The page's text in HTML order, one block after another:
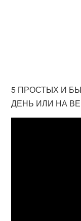
5 ПРОСТЫХ И
ДЕНЬ ИЛИ НА